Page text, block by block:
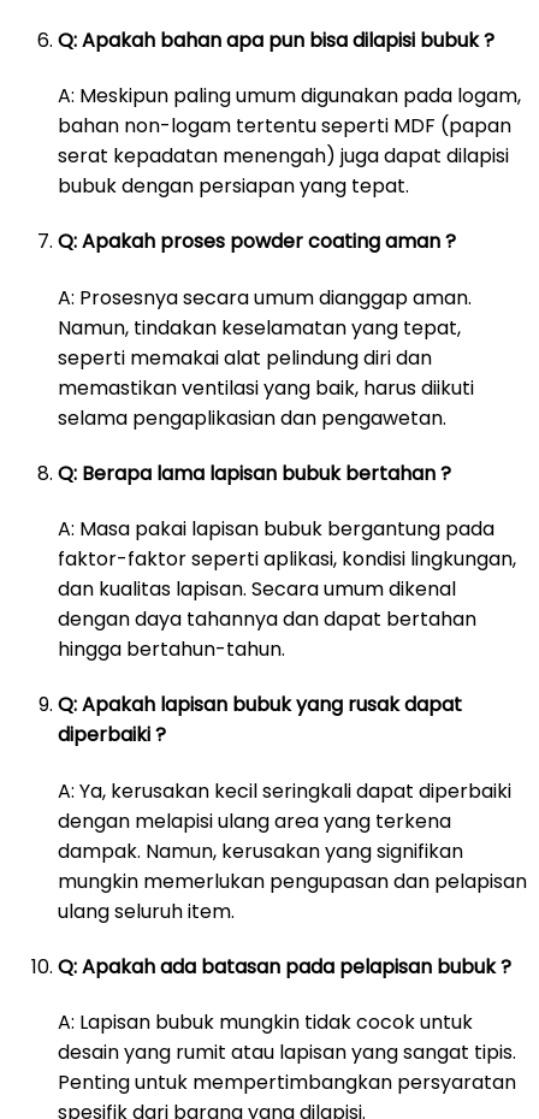
Q: Apakah bahan apa pun bisa dilapisi bubuk ?
A: Meskipun paling umum digunakan pada logam,
bahan non-logam tertentu seperti MDF (papan
serat kepadatan menengah) juga dapat dilapisi
bubuk dengan persiapan yang tepat.
Q: Apakah proses powder coating aman ?
A: Prosesnya secara umum dianggap aman.
Namun, tindakan keselamatan yang tepat,
seperti memakai alat pelindung diri dan
memastikan ventilasi yang baik, harus diikuti
selama pengaplikasian dan pengawetan.
Q: Berapa lama lapisan bubuk bertahan ?
A: Masa pakai lapisan bubuk bergantung pada
faktor-faktor seperti aplikasi, kondisi lingkungan,
dan kualitas lapisan. Secara umum dikenal
dengan daya tahannya dan dapat bertahan
hingga bertahun-tahun.
Q: Apakah lapisan bubuk yang rusak dapat
diperbaiki ?
A: Ya, kerusakan kecil seringkali dapat diperbaiki
dengan melapisi ulang area yang terkena
dampak. Namun, kerusakan yang signifikan
mungkin memerlukan pengupasan dan pelapisan
ulang seluruh item.
Q: Apakah ada batasan pada pelapisan bubuk ?
A: Lapisan bubuk mungkin tidak cocok untuk
desain yang rumit atau lapisan yang sangat tipis.
Penting untuk mempertimbangkan persyaratan
spesifik dari barang yang dilapisi.